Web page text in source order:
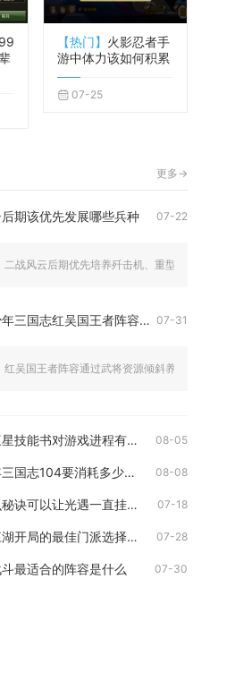
【热门】 火影忍者手
游中体力该如何积累
07-25
更多->
期该优先发展哪些兵种 07-22
二战风云后期优先培养歼击机、重型坦克、轰炸机
如何提升少年三国志红吴国王者阵容的攻击力 07-31
红吴国王者阵容通过武将资源倾斜养成、灼烧体系
乱斗西游三星技能书对游戏进程有影响吗 08-05
升级到少年三国志104要消耗多少时间 08-08
有没有什么秘诀可以让光遇一直挂机不中断 07-18
放置江湖江湖开局的最佳门派选择是哪个 07-28
最适合的阵容是什么 07-30